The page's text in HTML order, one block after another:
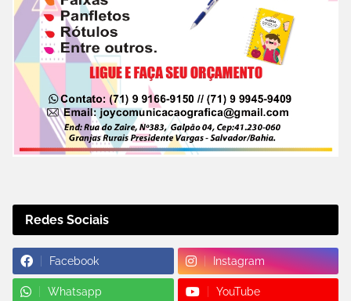
Redes Sociais
Facebook Instagram
Whatsapp YouTube